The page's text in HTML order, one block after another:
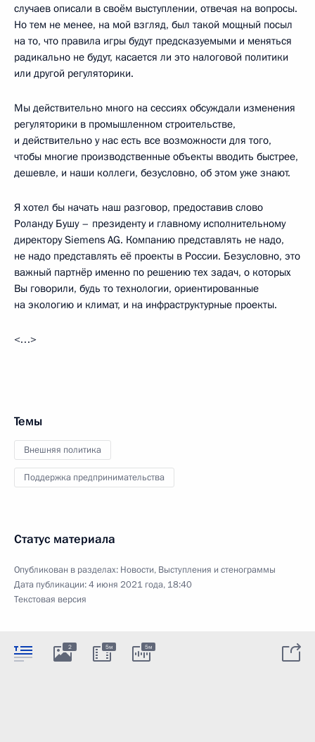
случаев описали в своём выступлении, отвечая на вопросы.
Но тем не менее, на мой взгляд, был такой мощный посыл
на то, что правила игры будут предсказуемыми и меняться
радикально не будут, касается ли это налоговой политики
или другой регуляторики.
Мы действительно много на сессиях обсуждали изменения
регуляторики в промышленном строительстве,
и действительно у нас есть все возможности для того,
чтобы многие производственные объекты вводить быстрее,
дешевле, и наши коллеги, безусловно, об этом уже знают.
Я хотел бы начать наш разговор, предоставив слово
Роланду Бушу – президенту и главному исполнительному
директору Siemens AG. Компанию представлять не надо,
не надо представлять её проекты в России. Безусловно, это
важный партнёр именно по решению тех задач, о которых
Вы говорили, будь то технологии, ориентированные
на экологию и климат, и на инфраструктурные проекты.
<…>
Темы
Внешняя политика
Поддержка предпринимательства
Статус материала
Опубликован в разделах: Новости, Выступления и стенограммы
Дата публикации:4 июня 2021 года, 18:40
Текстовая версия
2 5м 5м